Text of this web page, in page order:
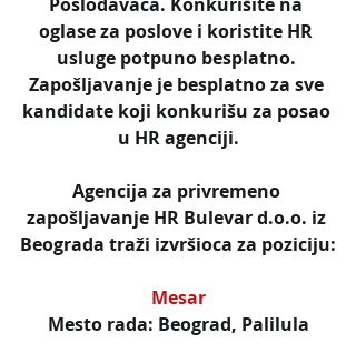
oglase za poslove i koristite HR
usluge potpuno besplatno.
Zapošljavanje je besplatno za sve
kandidate koji konkurišu za posao
u HR agenciji.
Agencija za privremeno
zapošljavanje HR Bulevar d.o.o. iz
Beograda traži izvršioca za poziciju:
Mesar
Mesto rada: Beograd, Palilula